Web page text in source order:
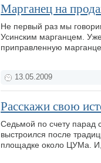
Марганец на
Не первый раз мы
Усинским марганцем.
приправленную
13.05.2009
Расскажи свою
Седьмой по счету парад
выстроился после
площадке около ЦУМа. И,